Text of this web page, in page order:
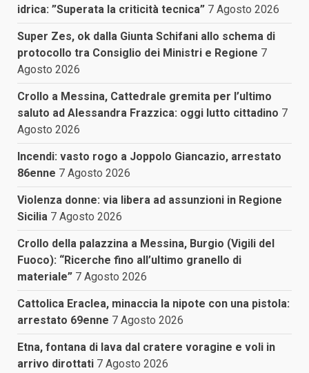
idrica: ”Superata la criticità tecnica” 7 Agosto 2026
Super Zes, ok dalla Giunta Schifani allo schema di
protocollo tra Consiglio dei Ministri e Regione 7
Agosto 2026
Crollo a Messina, Cattedrale gremita per l’ultimo
saluto ad Alessandra Frazzica: oggi lutto cittadino 7
Agosto 2026
Incendi: vasto rogo a Joppolo Giancazio, arrestato
86enne 7 Agosto 2026
Violenza donne: via libera ad assunzioni in Regione
Sicilia 7 Agosto 2026
Crollo della palazzina a Messina, Burgio (Vigili del
Fuoco): “Ricerche fino all’ultimo granello di
materiale” 7 Agosto 2026
Cattolica Eraclea, minaccia la nipote con una pistola:
arrestato 69enne 7 Agosto 2026
Etna, fontana di lava dal cratere voragine e voli in
arrivo dirottati 7 Agosto 2026